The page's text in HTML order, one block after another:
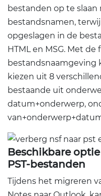
bestanden op te
bestandsnamen,
opgeslagen in de
HTML en MSG. Met de
bestandsnaamgeving
kiezen uit 8
bestaande uit
datum+onderwerp,
Beschikbare
PST-bestanden
Tijdens het migreren